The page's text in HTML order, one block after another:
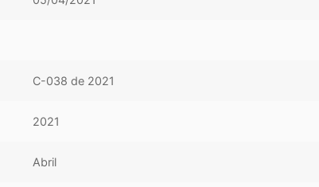
C-038 de 2021
2021
Abril